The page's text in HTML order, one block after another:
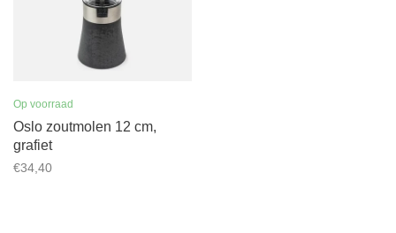
Op voorraad
Oslo zoutmolen 12 cm,
grafiet
€34,40